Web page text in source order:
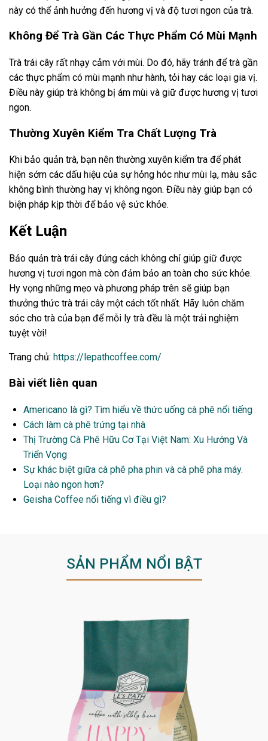
này có thể ảnh hưởng đến hương vị và độ tươi ngon của trà.
Không Để Trà Gần Các Thực Phẩm Có Mùi Mạnh
Trà trái cây rất nhạy cảm với mùi. Do đó, hãy tránh để trà gần
các thực phẩm có mùi mạnh như hành, tỏi hay các loại gia vị.
Điều này giúp trà không bị ám mùi và giữ được hương vị tươi
ngon.
Thường Xuyên Kiểm Tra Chất Lượng Trà
Khi bảo quản trà, bạn nên thường xuyên kiểm tra để phát
hiện sớm các dấu hiệu của sự hỏng hóc như mùi lạ, màu sắc
không bình thường hay vị không ngon. Điều này giúp bạn có
biện pháp kịp thời để bảo vệ sức khỏe.
Kết Luận
Bảo quản trà trái cây đúng cách không chỉ giúp giữ được
hương vị tươi ngon mà còn đảm bảo an toàn cho sức khỏe.
Hy vọng những mẹo và phương pháp trên sẽ giúp bạn
thưởng thức trà trái cây một cách tốt nhất. Hãy luôn chăm
sóc cho trà của bạn để mỗi ly trà đều là một trải nghiệm
tuyệt vời!
Trang chủ: https://lepathcoffee.com/
Bài viết liên quan
Americano là gì? Tìm hiểu về thức uống cà phê nổi tiếng
Cách làm cà phê trứng tại nhà
Thị Trường Cà Phê Hữu Cơ Tại Việt Nam: Xu Hướng Và
Triển Vọng
Sự khác biệt giữa cà phê pha phin và cà phê pha máy.
Loại nào ngon hơn?
Geisha Coffee nổi tiếng vì điều gì?
SẢN PHẨM NỔI BẬT